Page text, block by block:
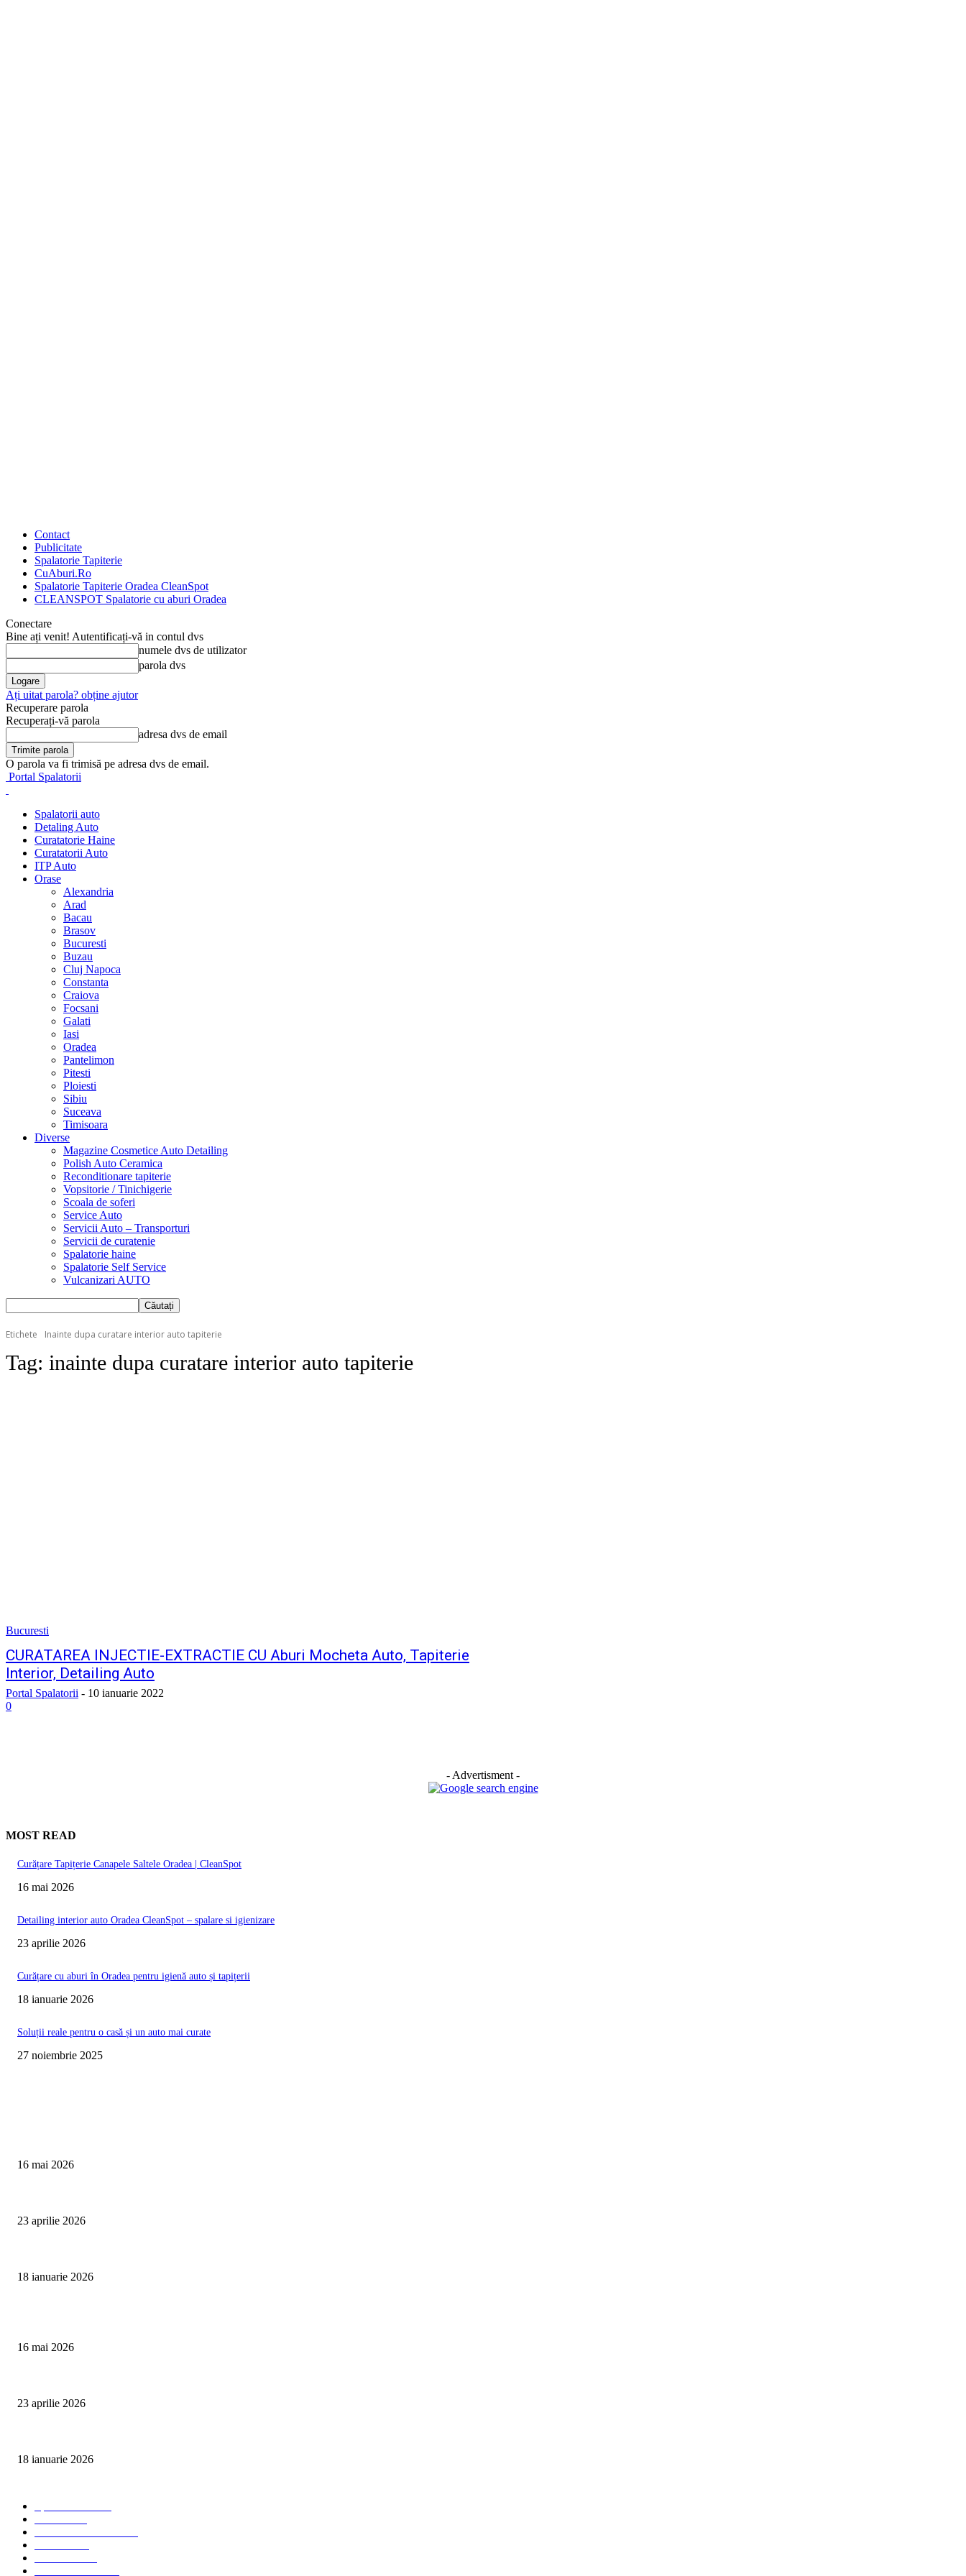
Contact
Publicitate
Spalatorie Tapiterie
CuAburi.Ro
Spalatorie Tapiterie Oradea CleanSpot
CLEANSPOT Spalatorie cu aburi Oradea
Conectare
Bine ați venit! Autentificați-vă in contul dvs
numele dvs de utilizator
parola dvs
Ați uitat parola? obține ajutor
Recuperare parola
Recuperați-vă parola
adresa dvs de email
O parola va fi trimisă pe adresa dvs de email.
Portal Spalatorii
Spalatorii auto
Detaling Auto
Curatatorie Haine
Curatatorii Auto
ITP Auto
Orase
Alexandria
Arad
Bacau
Brasov
Bucuresti
Buzau
Cluj Napoca
Constanta
Craiova
Focsani
Galati
Iasi
Oradea
Pantelimon
Pitesti
Ploiesti
Sibiu
Suceava
Timisoara
Diverse
Magazine Cosmetice Auto Detailing
Polish Auto Ceramica
Reconditionare tapiterie
Vopsitorie / Tinichigerie
Scoala de soferi
Service Auto
Servicii Auto – Transporturi
Servicii de curatenie
Spalatorie haine
Spalatorie Self Service
Vulcanizari AUTO
Etichete Inainte dupa curatare interior auto tapiterie
Tag: inainte dupa curatare interior auto tapiterie
Bucuresti
CURATAREA INJECTIE-EXTRACTIE CU Aburi Mocheta Auto, Tapiterie
Interior, Detailing Auto
Portal Spalatorii - 10 ianuarie 2022
0
- Advertisment -
MOST READ
Curățare Tapițerie Canapele Saltele Oradea | CleanSpot
16 mai 2026
Detailing interior auto Oradea CleanSpot – spalare si igienizare
23 aprilie 2026
Curățare cu aburi în Oradea pentru igienă auto și tapițerii
18 ianuarie 2026
Soluții reale pentru o casă și un auto mai curate
27 noiembrie 2025
16 mai 2026
23 aprilie 2026
18 ianuarie 2026
16 mai 2026
23 aprilie 2026
18 ianuarie 2026